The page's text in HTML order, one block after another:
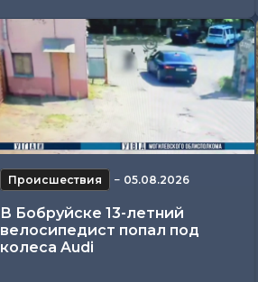
Происшествия − 05.08.2026
В Бобруйске 13-летний
велосипедист попал под
колеса Audi